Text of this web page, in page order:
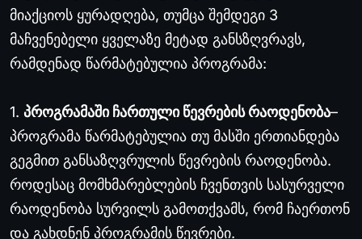
მიაქციოს ყურადღება, თუმცა შემდეგი 3
მაჩვენებელი ყველაზე მეტად განსზღვრავს,
რამდენად წარმატებულია პროგრამა:
1. პროგრამაში ჩართული წევრების რაოდენობა–
პროგრამა წარმატებულია თუ მასში ერთიანდება
გეგმით განსაზღვრულის წევრების რაოდენობა.
როდესაც მომხმარებლების ჩვენთვის სასურველი
რაოდენობა სურვილს გამოთქვამს, რომ ჩაერთონ
და გახდნენ პროგრამის წევრები.